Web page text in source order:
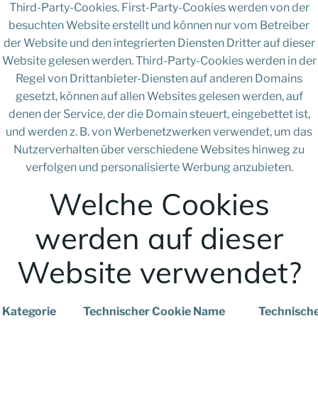
Third-Party-Cookies. First-Party-Cookies werden von der
besuchten Website erstellt und können nur vom Betreiber
der Website und den integrierten Diensten Dritter auf dieser
Website gelesen werden. Third-Party-Cookies werden in der
Regel von Drittanbieter-Diensten auf anderen Domains
gesetzt, können auf allen Websites gelesen werden, auf
denen der Service, der die Domain steuert, eingebettet ist,
und werden z. B. von Werbenetzwerken verwendet, um das
Nutzerverhalten über verschiedene Websites hinweg zu
verfolgen und personalisierte Werbung anzubieten.
Welche Cookies
werden auf dieser
Website verwendet?
Kategorie Technischer Cookie Name